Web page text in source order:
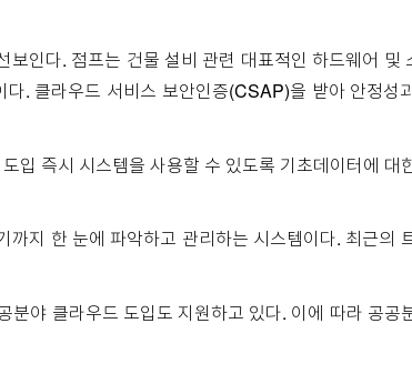
인다. 점프는 건물 설비 관련 대표적인 하드웨어 및
. 클라우드 서비스 보안인증(CSAP)을 받아 안정성
입 즉시 시스템을 사용할 수 있도록 기초데이터에 대
지 한 눈에 파악하고 관리하는 시스템이다. 최근의
야 클라우드 도입도 지원하고 있다. 이에 따라 공공